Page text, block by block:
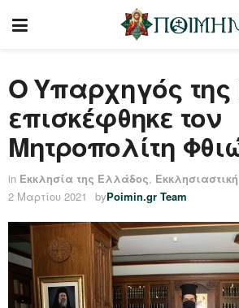
Ο Υπαρχηγός της
επισκέφθηκε τον
Μητροπολίτη
in Εκκλησία της Ελλάδος,
2 Μαρτίου 2021
byPoimin.gr Team